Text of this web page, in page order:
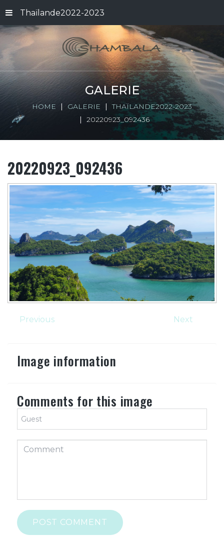
Thaïlande2022-2023
GALERIE
HOME GALERIE
THAÏLANDE2022-2023
20220923_092436
20220923_092436
Previous Next
Image information
Comments for this image
POST COMMENT